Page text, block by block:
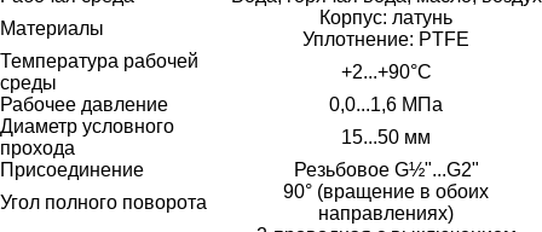
Материалы
Корпус: латунь
Уплотнение: PTFE
Температура рабочей
среды
+2...+90°С
Рабочее давление
0,0...1,6 МПа
Диаметр условного
прохода
15...50 мм
Присоединение
Резьбовое G½"...G2"
Угол полного поворота
90° (вращение в обоих
направлениях)